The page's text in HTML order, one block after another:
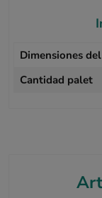
Dimensiones
Cantidad palet